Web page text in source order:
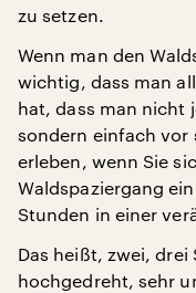
zu setzen.
Wenn man den
wichtig, dass man
hat, dass man nicht
sondern einfach vor
erleben, wenn Sie
Waldspaziergang
Stunden in einer
Das heißt, zwei, drei
hochgedreht, sehr